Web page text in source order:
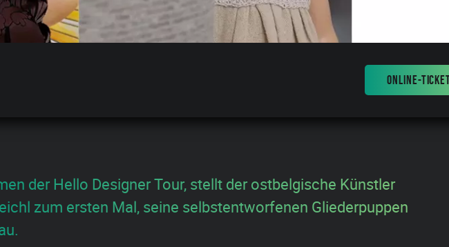
ONLINE-
der Hello Designer Tour, stellt der ostbelgische Künstler
zum ersten Mal, seine selbstentworfenen Gliederpuppen